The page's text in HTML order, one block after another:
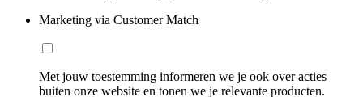
Marketing via Customer Match
Met jouw toestemming informeren we je ook over acties
buiten onze website en tonen we je relevante producten.